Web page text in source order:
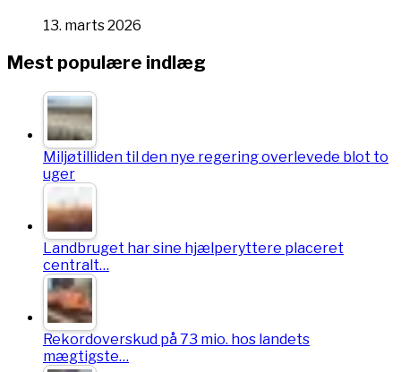
13. marts 2026
Mest populære indlæg
Miljøtilliden til den nye regering overlevede blot to
uger
Landbruget har sine hjælperyttere placeret
centralt…
Rekordoverskud på 73 mio. hos landets
mægtigste…